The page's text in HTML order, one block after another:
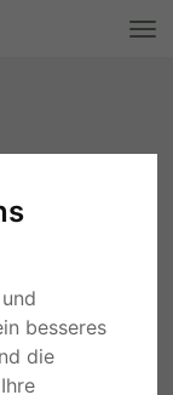
besseres
die